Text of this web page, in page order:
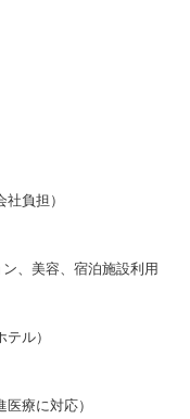
負担）
、美容、宿泊施設利用
テル）
療に対応）